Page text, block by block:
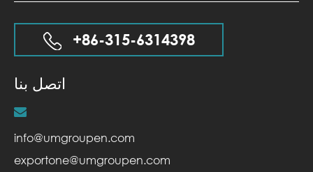
+86-315-6314398
اتصل بنا
info@umgroupen.com
exportone@umgroupen.com